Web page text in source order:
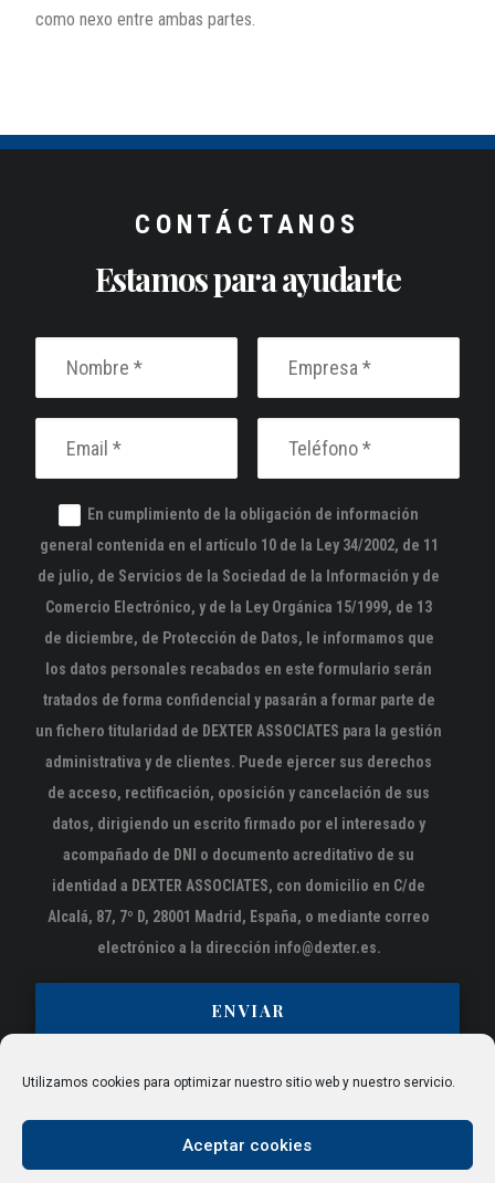
Utilizamos cookies para optimizar nuestro sitio web y nuestro servicio.
Aceptar cookies
como nexo entre ambas partes.
CONTÁCTANOS
Estamos para ayudarte
En cumplimiento de la obligación de información
general contenida en el artículo 10 de la Ley 34/2002, de 11
de julio, de Servicios de la Sociedad de la Información y de
Comercio Electrónico, y de la Ley Orgánica 15/1999, de 13
de diciembre, de Protección de Datos, le informamos que
los datos personales recabados en este formulario serán
tratados de forma confidencial y pasarán a formar parte de
un fichero titularidad de DEXTER ASSOCIATES para la gestión
administrativa y de clientes. Puede ejercer sus derechos
de acceso, rectificación, oposición y cancelación de sus
datos, dirigiendo un escrito firmado por el interesado y
acompañado de DNI o documento acreditativo de su
identidad a DEXTER ASSOCIATES, con domicilio en C/de
Alcalá, 87, 7º D, 28001 Madrid, España, o mediante correo
electrónico a la dirección info@dexter.es.